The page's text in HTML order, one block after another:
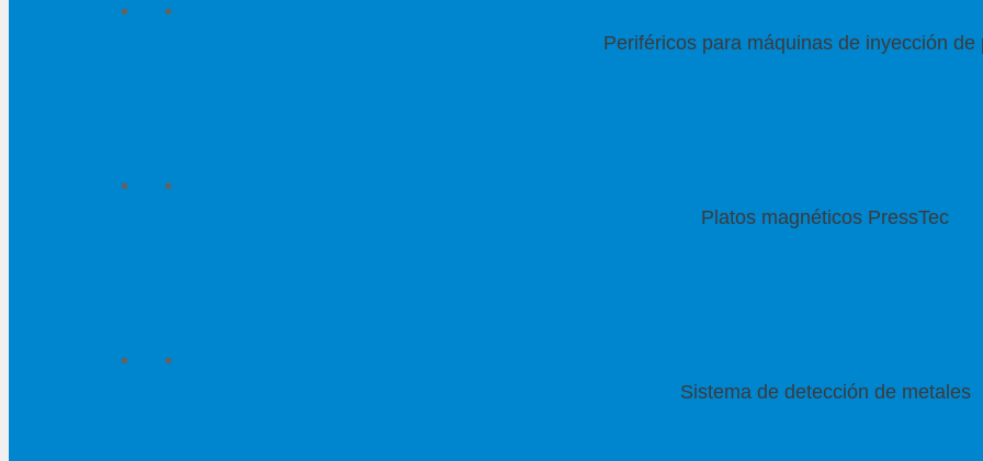
Periféricos para máquinas de inyección de
Platos magnéticos PressTec
Sistema de detección de metales